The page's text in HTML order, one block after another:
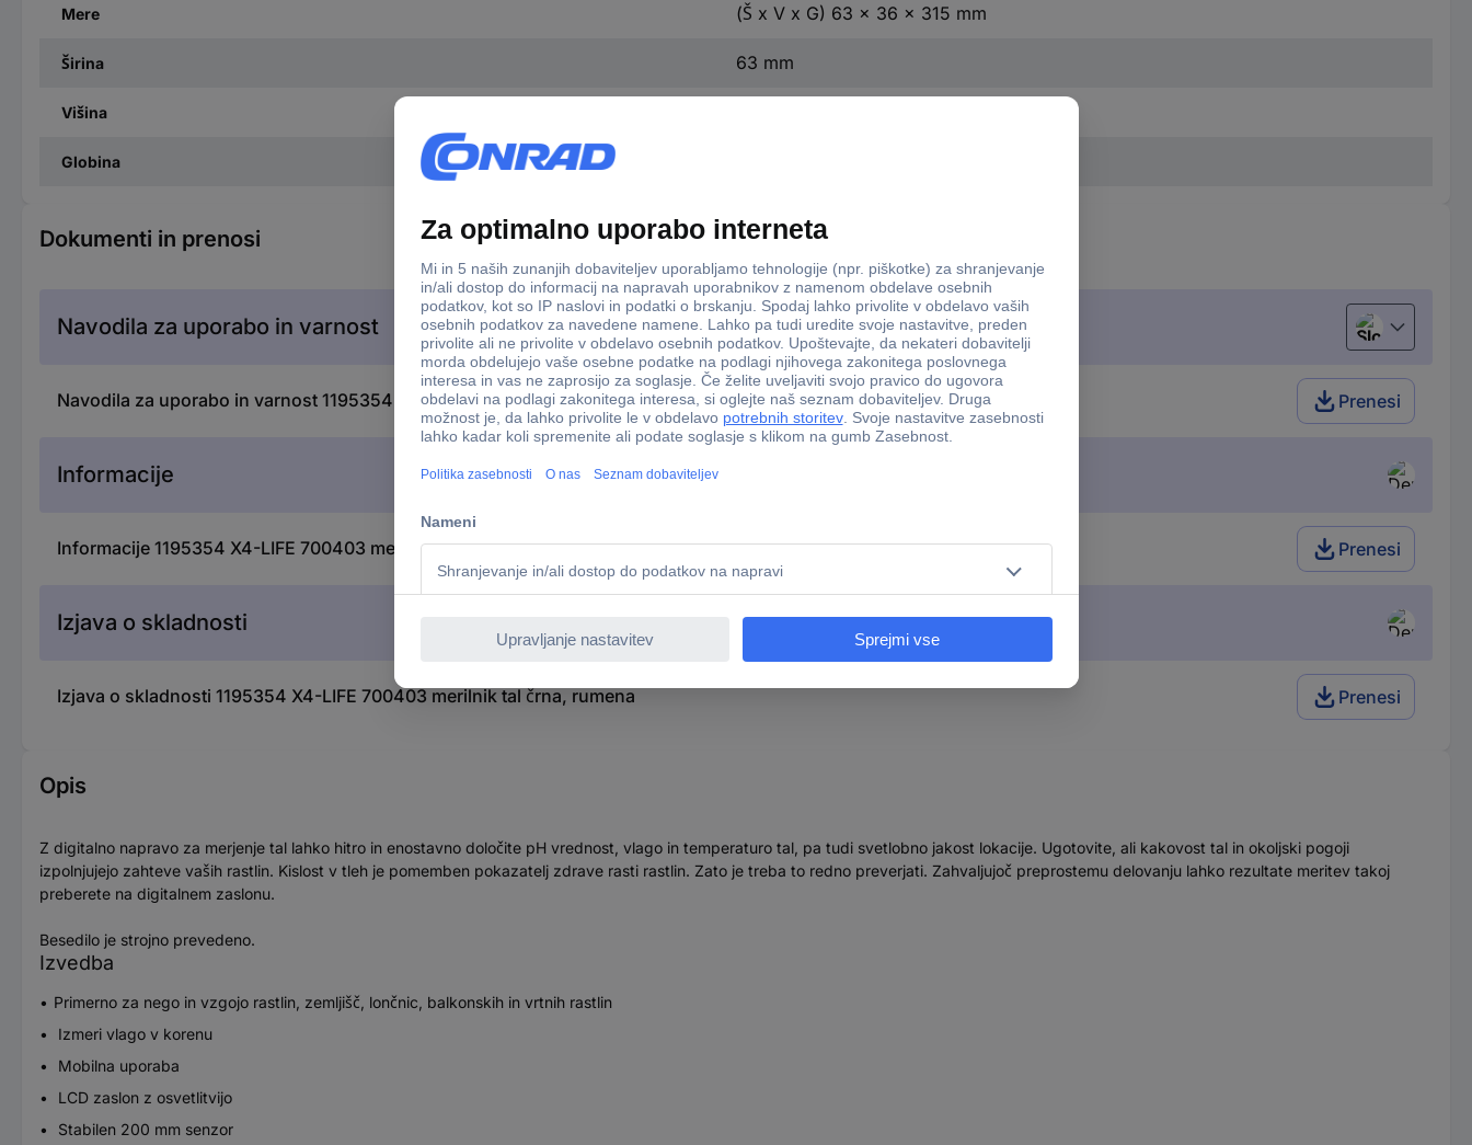
Mere (Š x V x G) 63 x 36 x 315 mm
Širina 63 mm
Višina
Globina
Dokumenti in prenosi
Navodila za uporabo in varnost Slovenščina
Navodila za uporabo in varnost 1195354 X4-LIFE 700403 merilnik tal črna, rumena Prenesi
Informacije
Informacije 1195354 X4-LIFE 700403 merilnik tal črna, rumena Prenesi
Izjava o skladnosti
Izjava o skladnosti 1195354 X4-LIFE 700403 merilnik tal črna, rumena Prenesi
Opis
Z digitalno napravo za merjenje tal lahko hitro in enostavno določite pH vrednost, vlago in temperaturo tal, pa tudi svetlobno jakost lokacije. Ugotovite, ali kakovost tal in okoljski pogoji
izpolnjujejo zahteve vaših rastlin. Kislost v tleh je pomemben pokazatelj zdrave rasti rastlin. Zato je treba to redno preverjati. Zahvaljujoč preprostemu delovanju lahko rezultate meritev takoj
preberete na digitalnem zaslonu.
Besedilo je strojno prevedeno.
Izvedba
Primerno za nego in vzgojo rastlin, zemljišč, lončnic, balkonskih in vrtnih rastlin
Izmeri vlago v korenu
Mobilna uporaba
LCD zaslon z osvetlitvijo
Stabilen 200 mm senzor